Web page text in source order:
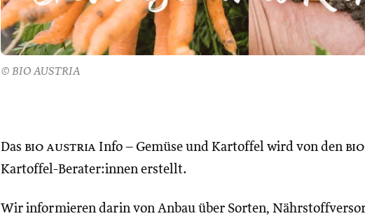
© BIO AUSTRIA
Das bio austria Info – Gemüse und Kartoffel wird von den
Kartoffel-Berater:innen erstellt.
Wir informieren darin von Anbau über Sorten,